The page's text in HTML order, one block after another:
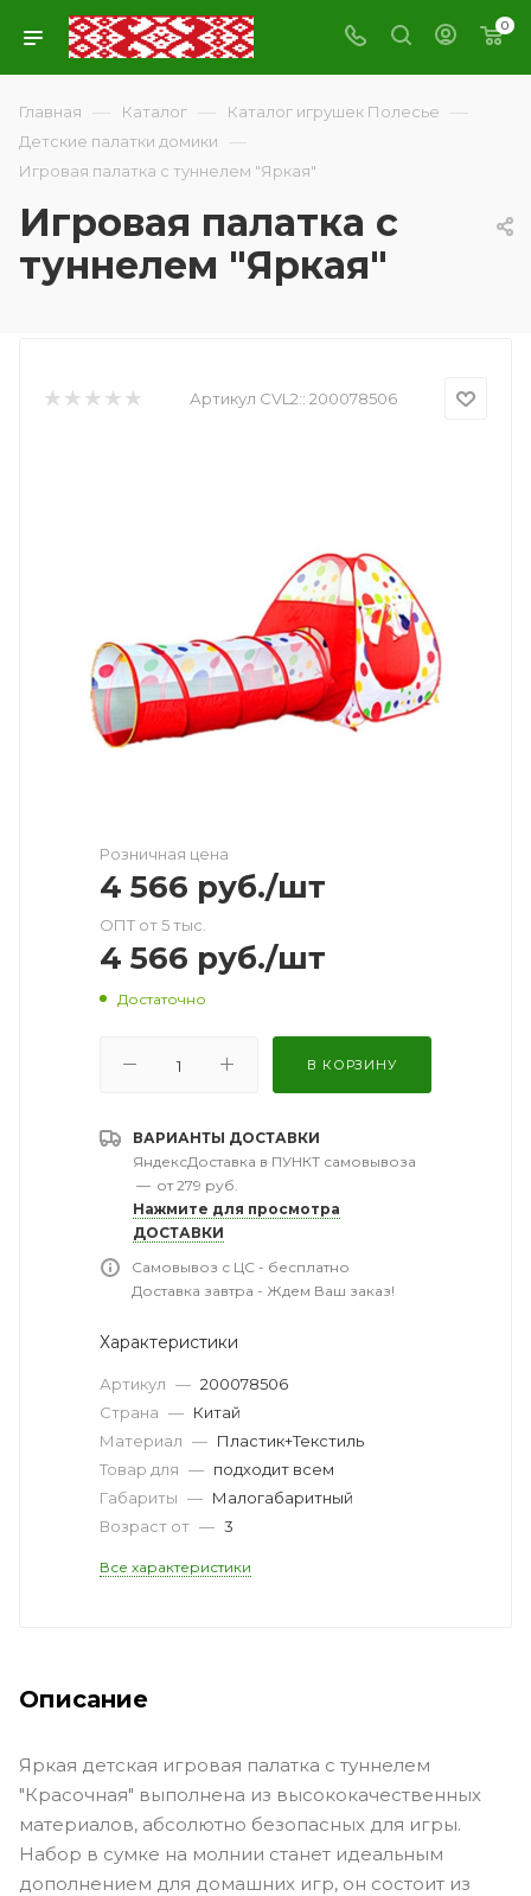
0
Главная — Каталог — Каталог игрушек Полесье —
Детские палатки домики —
Игровая палатка с туннелем "Яркая"
Игровая палатка с
туннелем "Яркая"
Артикул CVL2:: 200078506
Розничная цена
4 566 руб./шт
ОПТ от 5 тыс.
4 566 руб./шт
Достаточно
В КОРЗИНУ
ВАРИАНТЫ ДОСТАВКИ
ЯндексДоставка в ПУНКТ самовывоза
— от 279 руб.
Нажмите для просмотра
ДОСТАВКИ
Самовывоз с ЦС - бесплатно
Доставка завтра - Ждем Ваш заказ!
Характеристики
Артикул — 200078506
Страна — Китай
Материал — Пластик+Текстиль
Товар для — подходит всем
Габариты — Малогабаритный
Возраст от — 3
Все характеристики
Описание
Яркая детская игровая палатка с туннелем
"Красочная" выполнена из высококачественных
материалов, абсолютно безопасных для игры.
Набор в сумке на молнии станет идеальным
дополнением для домашних игр, он состоит из